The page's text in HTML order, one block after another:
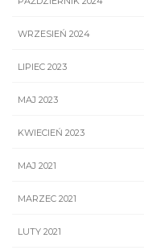
WRZESIEŃ 2024
LIPIEC 2023
MAJ 2023
KWIECIEŃ 2023
MAJ 2021
MARZEC 2021
LUTY 2021